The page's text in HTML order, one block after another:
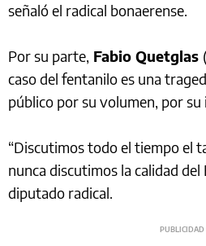
señaló el radical bonaerense.
Por su parte, Fabio Quetglas
caso del fentanilo es una
público por su volumen, por su
“Discutimos todo el tiempo el
nunca discutimos la calidad del
diputado radical.